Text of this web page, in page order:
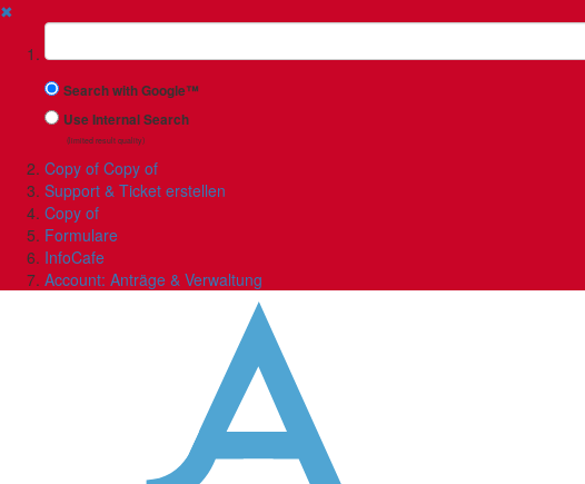
✖
Suchbegriff
Search with Google™
Use Internal Search
(limited result quality)
Copy of Copy of
Support & Ticket erstellen
Copy of
Formulare
InfoCafe
Account: Anträge & Verwaltung